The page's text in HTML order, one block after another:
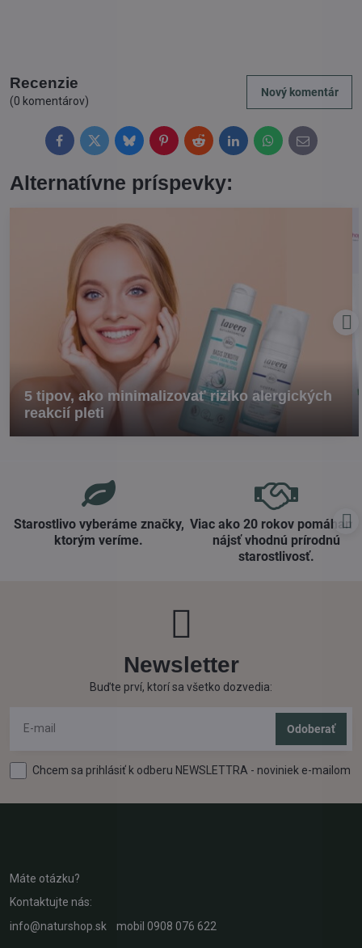
Recenzie
(0 komentárov)
Nový komentár
FacebookTwitterBlueskyPinterestRedditLinkedInWhatsApp
E-
mail
Alternatívne príspevky:
5 tipov, ako minimalizovať riziko alergických
reakcií pleti
Starostlivo vyberáme značky,
ktorým veríme​.
Viac ako 20 rokov
nájsť vhodnú prírodnú
starostlivosť​.
Newsletter
Buďte prví, ktorí sa všetko dozvedia:
Odoberať
Chcem sa prihlásiť k odberu NEWSLETTRA - noviniek e-mailom
Máte otázku?
Kontaktujte nás:
info@naturshop.sk mobil 0908 076 622